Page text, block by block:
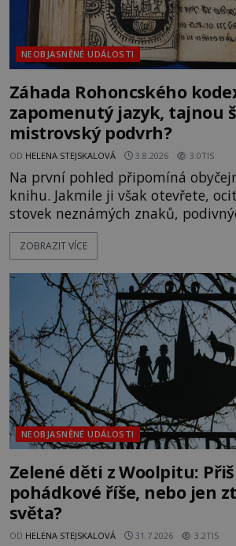
NEOBJASNĚNÉ UDÁLOSTI
Záhada Rohoncského
zapomenutý jazyk, tajnou
mistrovský podvrh?
OD HELENA STEJSKALOVÁ 3.8.2026 3.0TIS
Na první pohled připomíná
knihu. Jakmile ji však otevřete,
stovek neznámých znaků,
textu, který už téměř dvě století
pokusům o rozluštění. Rohoncský
jistotou neví, kdo jej napsal, kdy
vlastně vypráví. Rohoncský kodex se poprvé
objevuje v roce
ZOBRAZIT VÍCE
NEOBJASNĚNÉ UDÁLOSTI
Zelené děti z Woolpitu:
pohádkové říše, nebo jen
světa?
OD HELENA STEJSKALOVÁ 31.7.2026 3.2TIS